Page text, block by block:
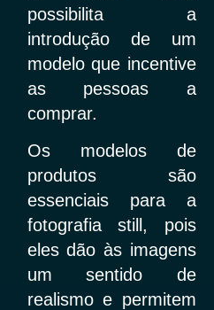
possibilita a
introdução de um
modelo que incentive
as pessoas a
comprar.
Os modelos de
produtos são
essenciais para a
fotografia still, pois
eles dão às imagens
um sentido de
realismo e permitem